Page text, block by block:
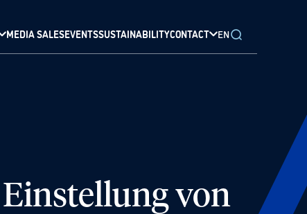
MEDIA SALESEVENTSSUSTAINABILITYCONTACT EN
von